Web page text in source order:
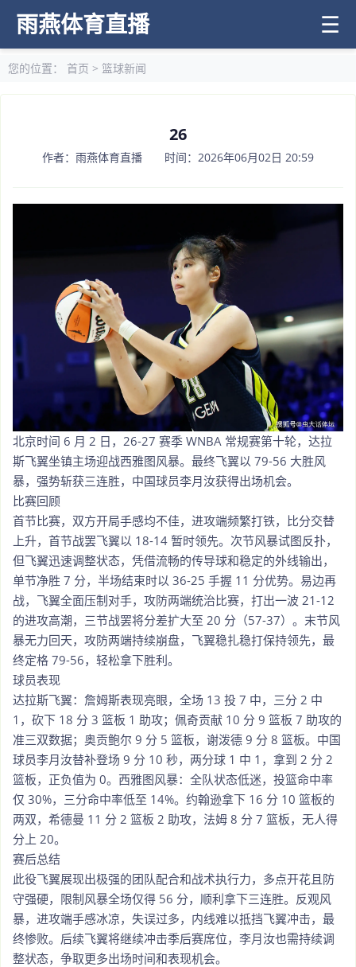
雨燕体育直播 ☰
您的位置： 首页 > 篮球新闻
26
作者：雨燕体育直播 时间：2026年06月02日 20:59
北京时间 6 月 2 日，26-27 赛季 WNBA 常规赛第十轮，达拉
斯飞翼坐镇主场迎战西雅图风暴。最终飞翼以 79-56 大胜风
暴，强势斩获三连胜，中国球员李月汝获得出场机会。
比赛回顾
首节比赛，双方开局手感均不佳，进攻端频繁打铁，比分交替
上升，首节战罢飞翼以 18-14 暂时领先。次节风暴试图反扑，
但飞翼迅速调整状态，凭借流畅的传导球和稳定的外线输出，
单节净胜 7 分，半场结束时以 36-25 手握 11 分优势。易边再
战，飞翼全面压制对手，攻防两端统治比赛，打出一波 21-12
的进攻高潮，三节战罢将分差扩大至 20 分（57-37）。末节风
暴无力回天，攻防两端持续崩盘，飞翼稳扎稳打保持领先，最
终定格 79-56，轻松拿下胜利。
球员表现
达拉斯飞翼：詹姆斯表现亮眼，全场 13 投 7 中，三分 2 中
1，砍下 18 分 3 篮板 1 助攻；佩奇贡献 10 分 9 篮板 7 助攻的
准三双数据；奥贡鲍尔 9 分 5 篮板，谢泼德 9 分 8 篮板。中国
球员李月汝替补登场 9 分 10 秒，两分球 1 中 1，拿到 2 分 2
篮板，正负值为 0。西雅图风暴：全队状态低迷，投篮命中率
仅 30%，三分命中率低至 14%。约翰逊拿下 16 分 10 篮板的
两双，希德曼 11 分 2 篮板 2 助攻，法姆 8 分 7 篮板，无人得
分上 20。
赛后总结
此役飞翼展现出极强的团队配合和战术执行力，多点开花且防
守强硬，限制风暴全场仅得 56 分，顺利拿下三连胜。反观风
暴，进攻端手感冰凉，失误过多，内线难以抵挡飞翼冲击，最
终惨败。后续飞翼将继续冲击季后赛席位，李月汝也需持续调
整状态，争取更多出场时间和表现机会。